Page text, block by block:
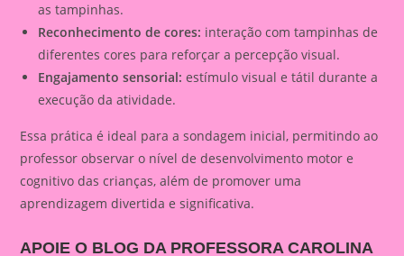
as tampinhas.
Reconhecimento de cores: interação com tampinhas de
diferentes cores para reforçar a percepção visual.
Engajamento sensorial: estímulo visual e tátil durante a
execução da atividade.
Essa prática é ideal para a sondagem inicial, permitindo ao
professor observar o nível de desenvolvimento motor e
cognitivo das crianças, além de promover uma
aprendizagem divertida e significativa.
APOIE O BLOG DA PROFESSORA CAROLINA